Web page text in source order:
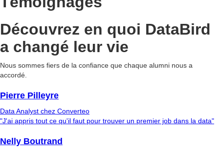
Découvrez en quoi DataBird
a changé leur vie
Nous sommes fiers de la confiance que chaque alumni nous a
accordé.
Pierre Pilleyre
Data Analyst chez Converteo
"J'ai appris tout ce qu'il faut pour trouver un premier job dans la data"
Nelly Boutrand